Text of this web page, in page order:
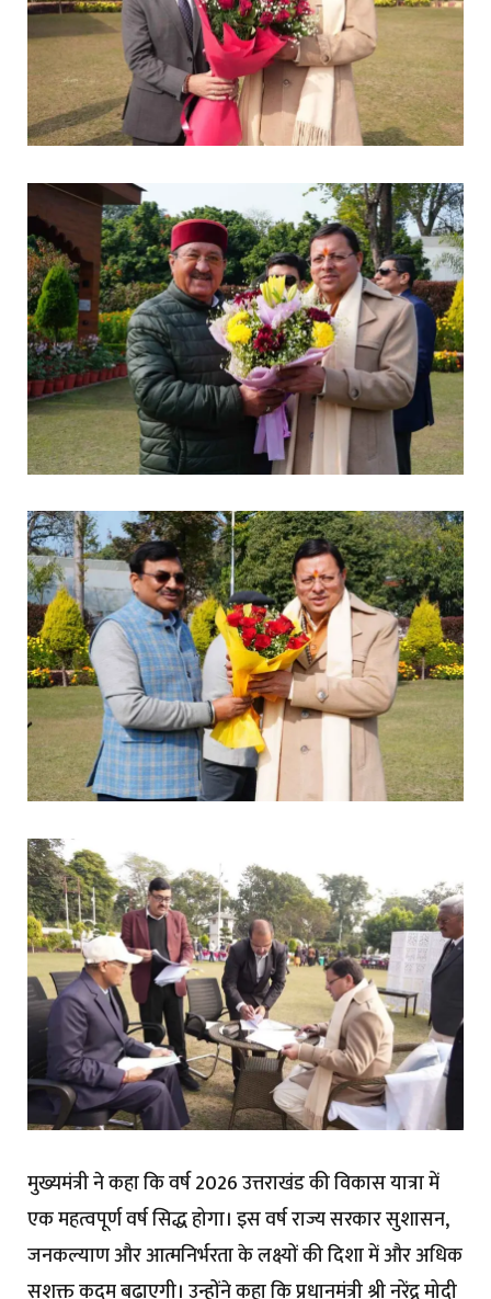
मुख्यमंत्री ने कहा कि वर्ष 2026 उत्तराखंड की विकास यात्रा में
एक महत्वपूर्ण वर्ष सिद्ध होगा। इस वर्ष राज्य सरकार सुशासन,
जनकल्याण और आत्मनिर्भरता के लक्ष्यों की दिशा में और अधिक